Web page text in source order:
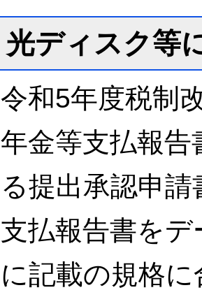
光ディスク等
令和5年度税制
年金等支払報
る提出承認申
支払報告書を
に記載の規格